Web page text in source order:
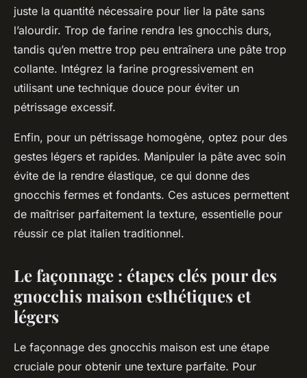
juste la quantité nécessaire pour lier la pâte sans
l’alourdir. Trop de farine rendra les gnocchis durs,
tandis qu’en mettre trop peu entraînera une pâte trop
collante. Intégrez la farine progressivement en
utilisant une technique douce pour éviter un
pétrissage excessif.
Enfin, pour un pétrissage homogène, optez pour des
gestes légers et rapides. Manipuler la pâte avec soin
évite de la rendre élastique, ce qui donne des
gnocchis fermes et fondants. Ces astuces permettent
de maîtriser parfaitement la texture, essentielle pour
réussir ce plat italien traditionnel.
Le façonnage : étapes clés pour des
gnocchis maison esthétiques et
légers
Le façonnage des gnocchis maison est une étape
cruciale pour obtenir une texture parfaite. Pour